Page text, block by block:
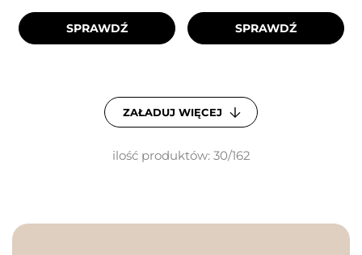
SPRAWDŹ SPRAWDŹ
ZAŁADUJ WIĘCEJ
ilość produktów: 30/162